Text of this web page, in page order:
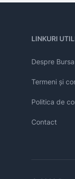
LINKURI
Despre
Termeni și
Politica de
Contact